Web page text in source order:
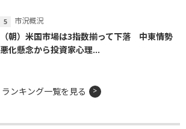
市況概況
（朝）米国市場は3指数揃って下落 中東情勢
悪化懸念から投資家心理...
ランキング一覧を見る